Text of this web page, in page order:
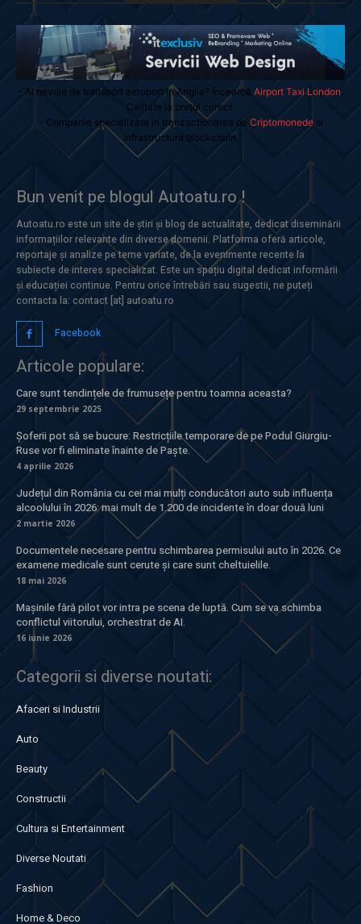
- Ai nevoie de transport aeroport in Anglia? Încearcă Airport Taxi London
Calitate la prețul corect.
- Companie specializata in tranzactionarea de Criptomonedesi
infrastructura blockchain.
Bun venit pe blogul Autoatu.ro !
Autoatu.ro este un site de știri și blog de actualitate, dedicat diseminării
informațiilor relevante din diverse domenii. Platforma oferă articole,
reportaje și analize pe teme variate, de la evenimente recente la
subiecte de interes specializat. Este un spațiu digital dedicat informării
și educației continue. Pentru orice întrebări sau sugestii, ne puteți
contacta la: contact [at] autoatu.ro
Facebook
Articole populare:
Care sunt tendințele de frumusețe pentru toamna aceasta?
29 septembrie 2025
Șoferii pot să se bucure: Restricțiile temporare de pe Podul Giurgiu-
Ruse vor fi eliminate înainte de Paște.
4 aprilie 2026
Județul din România cu cei mai mulți conducători auto sub influența
alcoolului în 2026: mai mult de 1.200 de incidente în doar două luni
2 martie 2026
Documentele necesare pentru schimbarea permisului auto în 2026. Ce
examene medicale sunt cerute și care sunt cheltuielile.
18 mai 2026
Mașinile fără pilot vor intra pe scena de luptă. Cum se va schimba
conflictul viitorului, orchestrat de AI.
16 iunie 2026
Categorii si diverse noutati:
Afaceri si Industrii
Auto
Beauty
Constructii
Cultura si Entertainment
Diverse Noutati
Fashion
Home & Deco